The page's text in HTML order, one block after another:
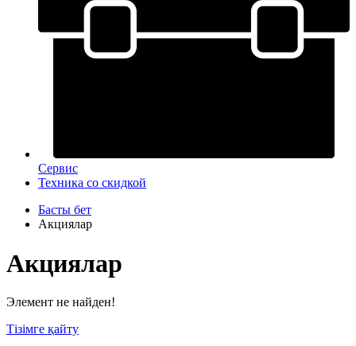
Сервис
Техника со скидкой
Басты бет
Акциялар
Акциялар
Элемент не найден!
Тізімге қайту